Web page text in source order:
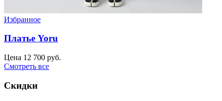
Избранное
Платье Yoru
Цена 12 700 руб.
Смотреть все
Скидки